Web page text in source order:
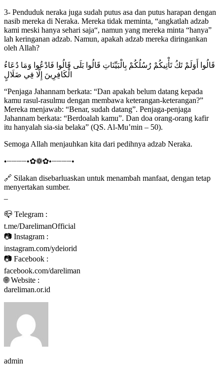
3- Penduduk neraka juga sudah putus asa dan putus harapan dengan
nasib mereka di Neraka. Mereka tidak meminta, “angkatlah adzab
kami meski hanya sehari saja“, namun yang mereka minta “hanya”
lah keringanan adzab. Namun, apakah adzab mereka diringankan
oleh Allah?
قَالُوا أَوَلَمْ تَكُ تَأْتِيكُمْ رُسُلُكُمْ بِالْبَيِّنَاتِ قَالُوا بَلَى قَالُوا فَادْعُوا وَمَا دُعَاءُ
الْكَافِرِينَ إِلَّا فِي ضَلَالٍ
“Penjaga Jahannam berkata: “Dan apakah belum datang kepada
kamu rasul-rasulmu dengan membawa keterangan-keterangan?”
Mereka menjawab: “Benar, sudah datang”. Penjaga-penjaga
Jahannam berkata: “Berdoalah kamu”. Dan doa orang-orang kafir
itu hanyalah sia-sia belaka” (QS. Al-Mu’min – 50).
Semoga Allah menjauhkan kita dari pedihnya adzab Neraka.
•┈┈┈┈•✿❁✿•┈┈┈┈•
🔗 Silakan disebarluaskan untuk menambah manfaat, dengan tetap
menyertakan sumber.
📪 Telegram :
t.me/DarelimanOfficial
📷 Instagram :
instagram.com/ydeiorid
📷 Facebook :
facebook.com/dareliman
🌐 Website :
dareliman.or.id
admin